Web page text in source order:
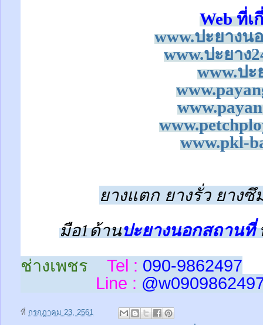
Web ที่
www.ปะยางน
www.ปะยาง
www.ปะ
www.pkl-
ยางแตก ยางรั่ว ยางซึ
มือ1ด้านปะยางนอกสถานที่
ช่างเพชร
Tel : 090-9862497
Line : @w
ที่ กรกฎาคม 23, 2561